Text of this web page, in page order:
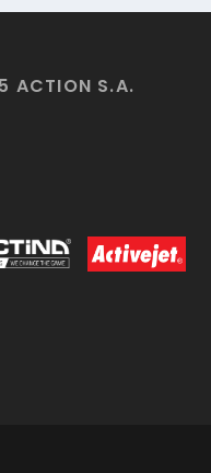
ACTION S.A.